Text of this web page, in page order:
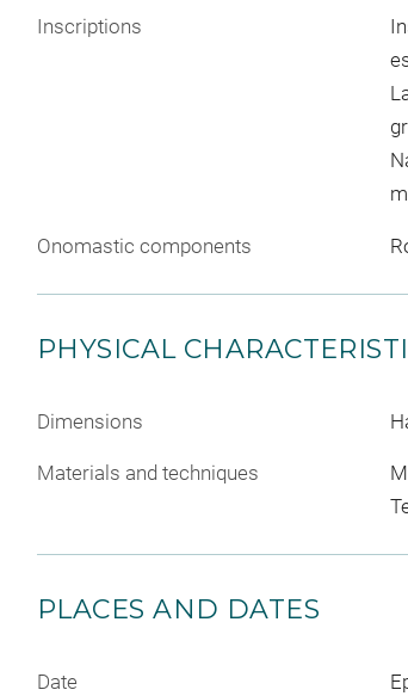
Inscriptions
Onomastic components
PHYSICAL
Dimensions
Materials and techniques
PLACES AND DATES
Date